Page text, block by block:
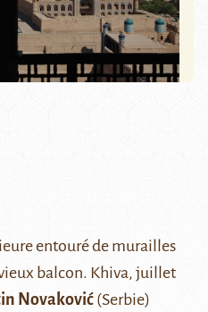
entouré de murailles
balcon. Khiva, juillet
Novaković(Serbie)